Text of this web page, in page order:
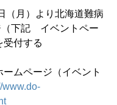
下記　イベントペー
受付する
www.do-